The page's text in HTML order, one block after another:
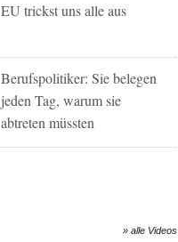
EU trickst uns alle aus
Berufspolitiker: Sie belegen
jeden Tag, warum sie
abtreten müssten
» alle Videos